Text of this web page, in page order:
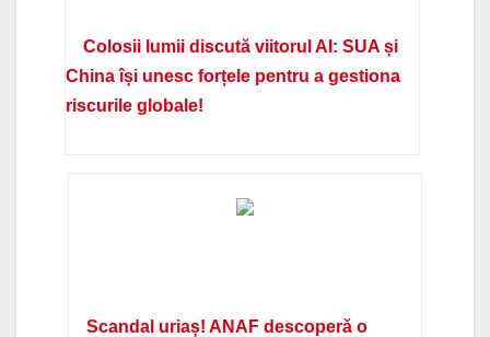
Colosii lumii discută viitorul AI: SUA și
China își unesc forțele pentru a gestiona
riscurile globale!
Scandal uriaș! ANAF descoperă o